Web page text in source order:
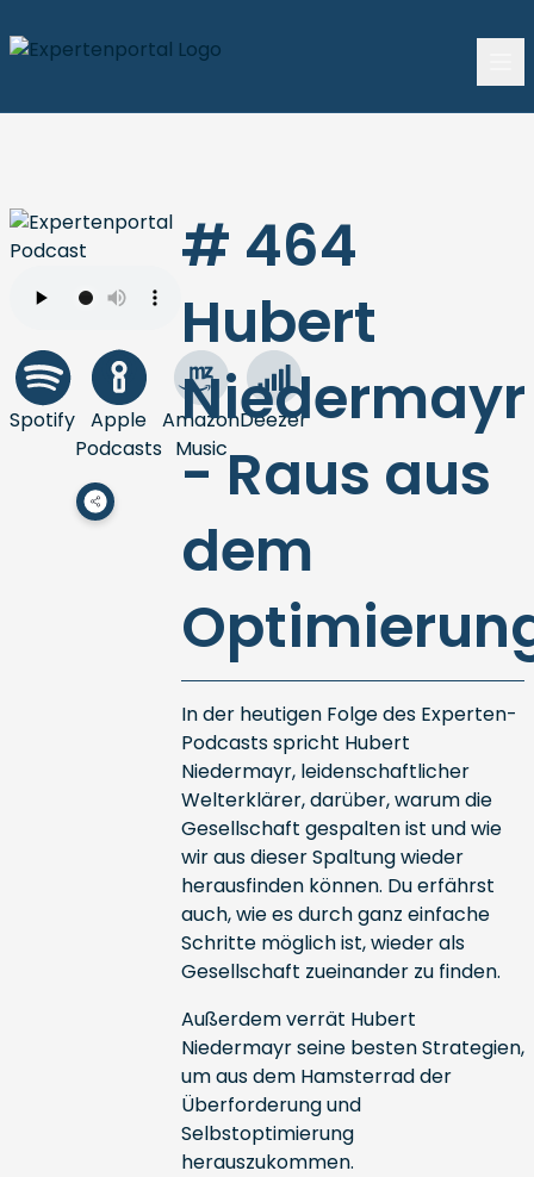
Spotify Apple
Podcasts
Amazon
Music
Deezer
# 464
Hubert
Niedermayr
- Raus aus
dem
In der heutigen Folge des Experten-
Podcasts spricht Hubert
Niedermayr, leidenschaftlicher
Welterklärer, darüber, warum die
Gesellschaft gespalten ist und wie
wir aus dieser Spaltung wieder
herausfinden können. Du erfährst
auch, wie es durch ganz einfache
Schritte möglich ist, wieder als
Gesellschaft zueinander zu finden.
Außerdem verrät Hubert
Niedermayr seine besten Strategien,
um aus dem Hamsterrad der
Überforderung und
Selbstoptimierung
herauszukommen.